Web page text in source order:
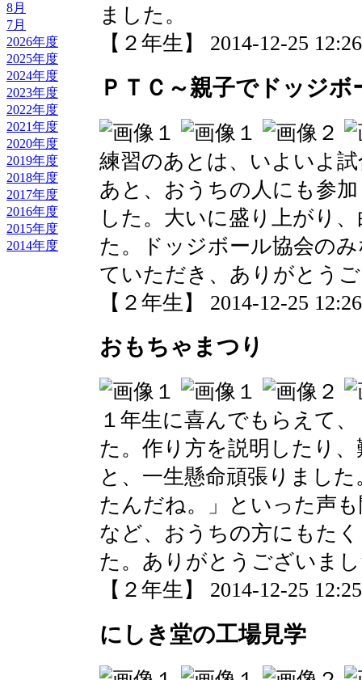
8月
7月
2026年度
2025年度
2024年度
2023年度
2022年度
2021年度
2020年度
2019年度
2018年度
2017年度
2016年度
2015年度
2014年度
ました。
【２年生】 2014-12-25
ＰＴＣ～親子でドッジボ
練習のあとは、いよいよ
あと、おうちの人にも参
した。大いに盛り上がり
た。ドッジボール協会の
ていただき、ありがとう
【２年生】 2014-12-25
おもちゃまつり
１年生に喜んでもらえて
た。作り方を説明したり
と、一生懸命頑張りまし
たんだね。」といった声
など、おうちの方にもた
た。ありがとうございま
【２年生】 2014-12-25
にしき堂の工場見学